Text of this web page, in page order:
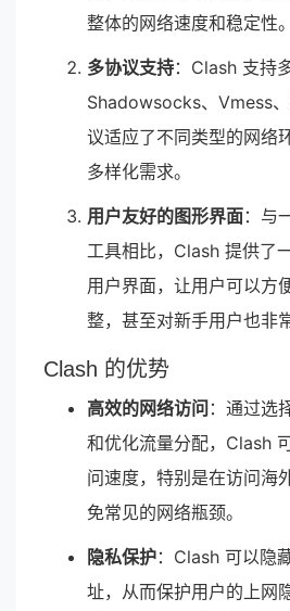
整体的网络速度和稳定性。
多协议支持：Clash 支持
Shadowsocks、Vmess
议适应了不同类型的网络
多样化需求。
用户友好的图形界面：与
工具相比，Clash 提供了
用户界面，让用户可以方
整，甚至对新手用户也非
Clash 的优势
高效的网络访问 ：通过选
和优化流量分配，Clash
问速度，特别是在访问海
免常见的网络瓶颈。
隐私保护：Clash 可以隐
址，从而保护用户的上网